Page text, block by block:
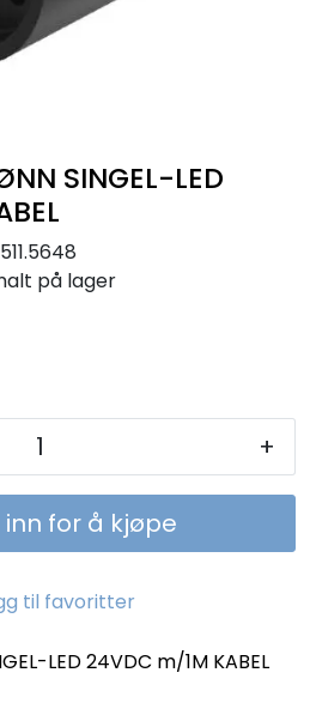
SINGEL-LED
på lager
+
inn for å kjøpe
til favoritter
LED 24VDC m/1M KABEL